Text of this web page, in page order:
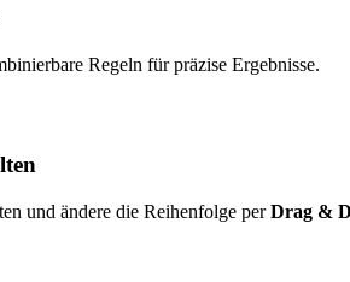
Regeln für präzise Ergebnisse.
und ändere die Reihenfolge perDrag &